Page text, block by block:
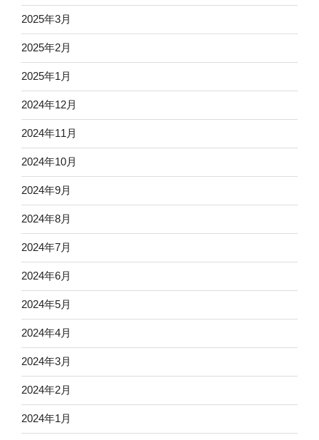
2025年3月
2025年2月
2025年1月
2024年12月
2024年11月
2024年10月
2024年9月
2024年8月
2024年7月
2024年6月
2024年5月
2024年4月
2024年3月
2024年2月
2024年1月